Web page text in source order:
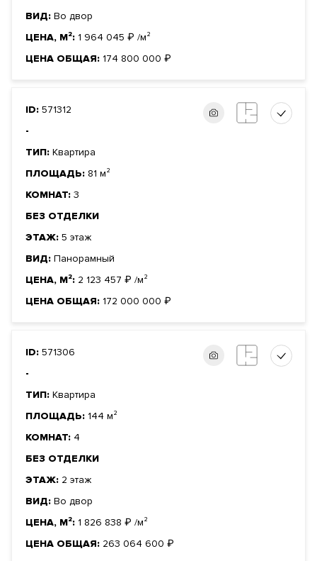
ВИД: Во двор
ЦЕНА, М²: 1 964 045 ₽ /м²
ЦЕНА ОБЩАЯ: 174 800 000 ₽
ID: 571312
-
ТИП: Квартира
ПЛОЩАДЬ: 81 м²
КОМНАТ: 3
БЕЗ ОТДЕЛКИ
ЭТАЖ: 5 этаж
ВИД: Панорамный
ЦЕНА, М²: 2 123 457 ₽ /м²
ЦЕНА ОБЩАЯ: 172 000 000 ₽
ID: 571306
-
ТИП: Квартира
ПЛОЩАДЬ: 144 м²
КОМНАТ: 4
БЕЗ ОТДЕЛКИ
ЭТАЖ: 2 этаж
ВИД: Во двор
ЦЕНА, М²: 1 826 838 ₽ /м²
ЦЕНА ОБЩАЯ: 263 064 600 ₽